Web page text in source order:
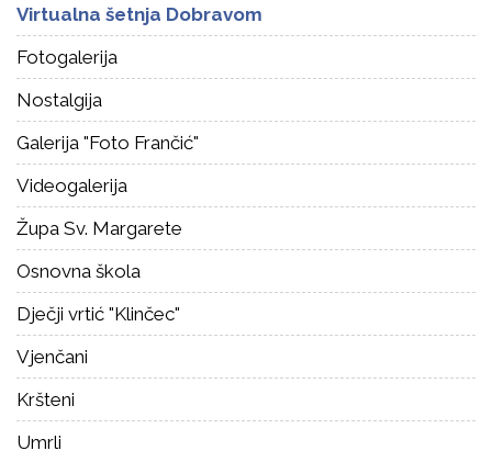
Virtualna šetnja Dobravom
Fotogalerija
Nostalgija
Galerija "Foto Frančić"
Videogalerija
Župa Sv. Margarete
Osnovna škola
Dječji vrtić "Klinčec"
Vjenčani
Kršteni
Umrli